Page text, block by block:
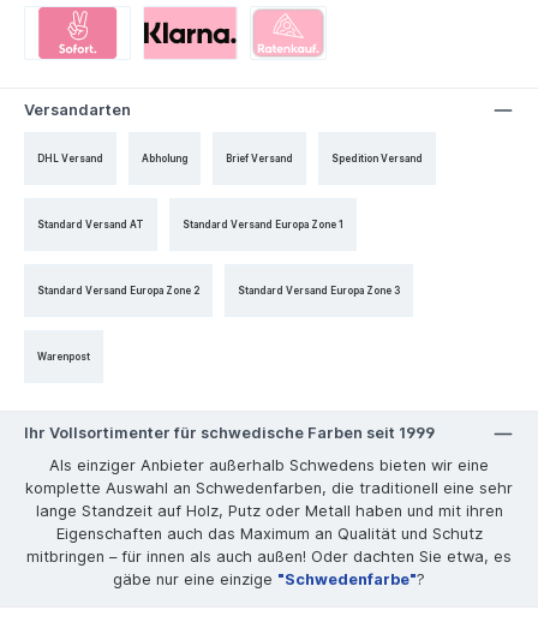
Versandarten
DHL Versand Abholung Brief Versand Spedition Versand
Standard Versand AT Standard Versand Europa Zone 1
Standard Versand Europa Zone 2 Standard Versand Europa Zone 3
Warenpost
Ihr Vollsortimenter für schwedische Farben seit 1999
Als einziger Anbieter außerhalb Schwedens bieten wir eine
komplette Auswahl an Schwedenfarben, die traditionell eine sehr
lange Standzeit auf Holz, Putz oder Metall haben und mit ihren
Eigenschaften auch das Maximum an Qualität und Schutz
mitbringen – für innen als auch außen! Oder dachten Sie etwa, es
gäbe nur eine einzige "Schwedenfarbe"?